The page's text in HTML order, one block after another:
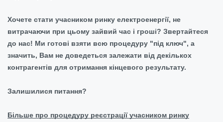
Хочете стати учасником ринку електроенергії, не
витрачаючи при цьому зайвий час і гроші? Звертайтеся
до нас! Ми готові взяти всю процедуру "під ключ", а
значить, Вам не доведеться залежати від декількох
контрагентів для отримання кінцевого результату.
Залишилися питання?
Більше про процедуру реєстрації учасником ринку